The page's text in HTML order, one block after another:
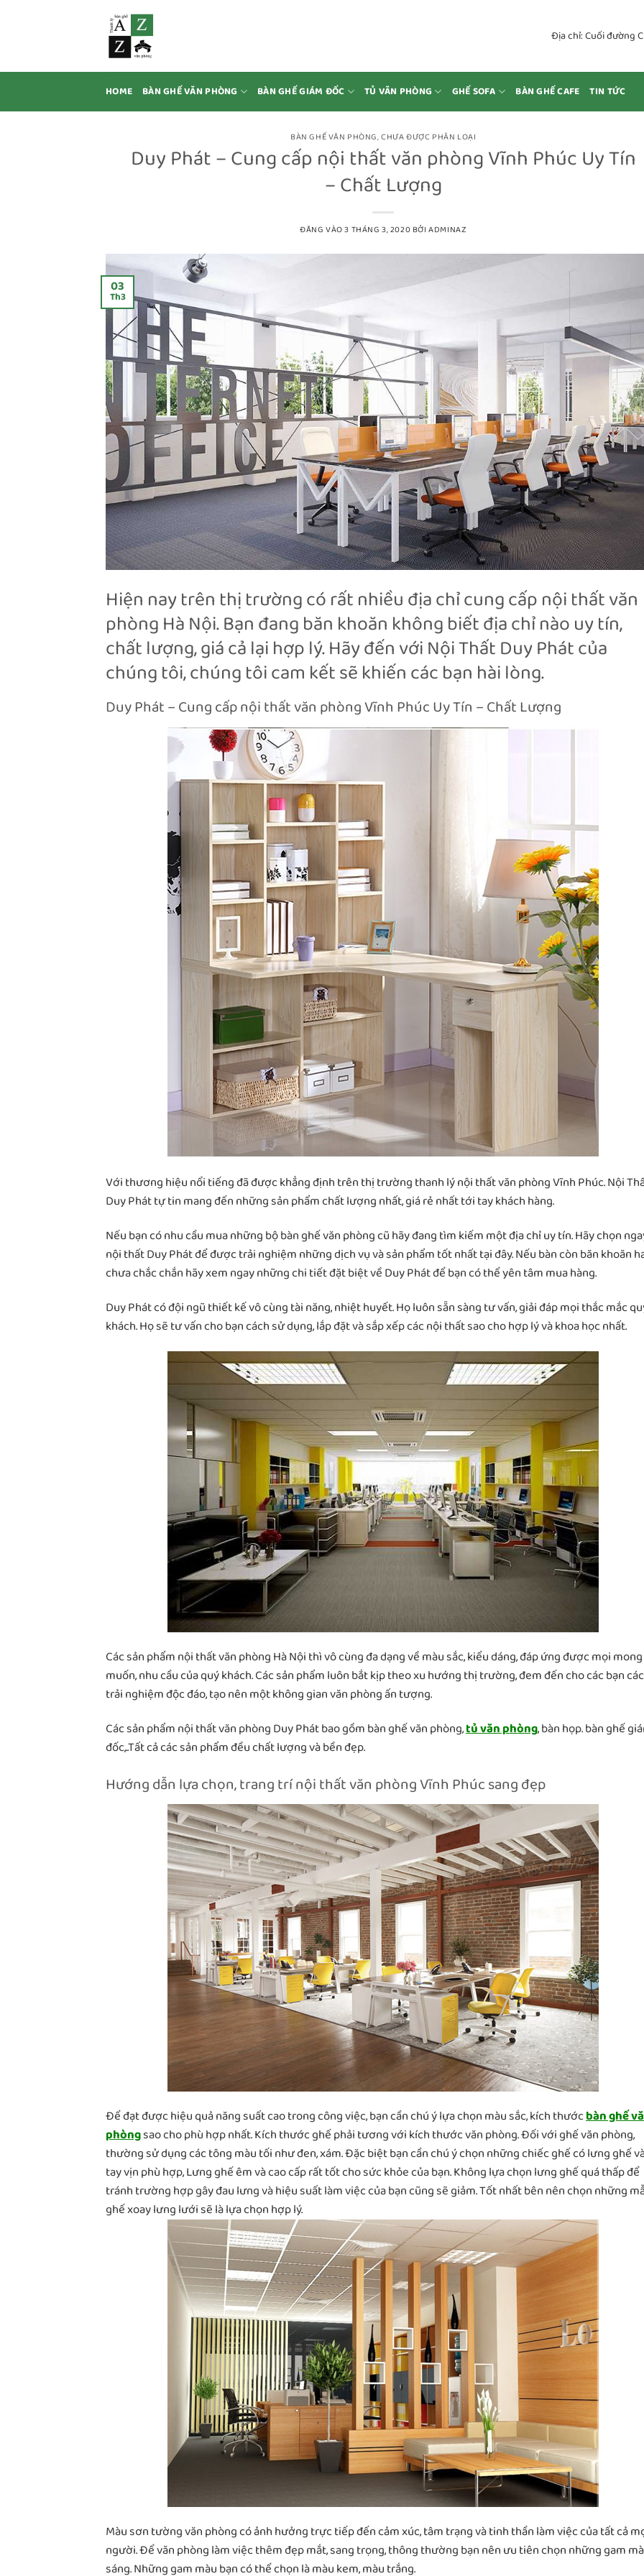
Địa chỉ: Cuối đường
HOME BÀN GHẾ VĂN PHÒNG BÀN GHẾ GIÁM ĐỐC TỦ VĂN PHÒNG GHẾ SOFA BÀN GHẾ CAFE TIN TỨC
BÀN GHẾ VĂN PHÒNG,CHƯA ĐƯỢC PHÂN LOẠI
Duy Phát – Cung cấp nội thất văn phòng Vĩnh Phúc Uy Tín
– Chất Lượng
ĐĂNG VÀO3 THÁNG 3, 2020 BỞIADMINAZ
03
Th3
Hiện nay trên thị trường có rất nhiều địa chỉ cung cấp nội thất văn
phòng Hà Nội. Bạn đang băn khoăn không biết địa chỉ nào uy tín,
chất lượng, giá cả lại hợp lý. Hãy đến với Nội Thất Duy Phát của
chúng tôi, chúng tôi cam kết sẽ khiến các bạn hài lòng.
Duy Phát – Cung cấp nội thất văn phòng Vĩnh Phúc Uy Tín – Chất Lượng
Với thương hiệu nổi tiếng đã được khẳng định trên thị trường thanh lý nội thất văn phòng Vĩnh Phúc. Nội
Duy Phát tự tin mang đến những sản phẩm chất lượng nhất, giá rẻ nhất tới tay khách hàng.
Nếu bạn có nhu cầu mua những bộ bàn ghế văn phòng cũ hãy đang tìm kiếm một địa chỉ uy tín. Hãy chọn
nội thất Duy Phát để được trải nghiệm những dịch vụ và sản phẩm tốt nhất tại đây. Nếu bàn còn băn khoăn
chưa chắc chắn hãy xem ngay những chi tiết đặt biệt về Duy Phát để bạn có thể yên tâm mua hàng.
Duy Phát có đội ngũ thiết kế vô cùng tài năng, nhiệt huyết. Họ luôn sẵn sàng tư vấn, giải đáp mọi thắc mắc
khách. Họ sẽ tư vấn cho bạn cách sử dụng, lắp đặt và sắp xếp các nội thất sao cho hợp lý và khoa học nhất.
Các sản phẩm nội thất văn phòng Hà Nội thì vô cùng đa dạng về màu sắc, kiểu dáng, đáp ứng được mọi mong
muốn, nhu cầu của quý khách. Các sản phẩm luôn bắt kịp theo xu hướng thị trường, đem đến cho các bạn các
trải nghiệm độc đáo, tạo nên một không gian văn phòng ấn tượng.
Các sản phẩm nội thất văn phòng Duy Phát bao gồm bàn ghế văn phòng,tủ văn phòng, bàn họp. bàn ghế
đốc,..Tất cả các sản phẩm đều chất lượng và bền đẹp.
Hướng dẫn lựa chọn, trang trí nội thất văn phòng Vĩnh Phúc sang đẹp
Để đạt được hiệu quả năng suất cao trong công việc, bạn cần chú ý lựa chọn màu sắc, kích thướcbàn ghế
phòngsao cho phù hợp nhất. Kích thước ghế phải tương với kích thước văn phòng. Đối với ghế văn phòng,
thường sử dụng các tông màu tối như đen, xám. Đặc biệt bạn cần chú ý chọn những chiếc ghế có lưng ghế
tay vịn phù hợp, Lưng ghế êm và cao cấp rất tốt cho sức khỏe của bạn. Không lựa chọn lưng ghế quá thấp để
tránh trường hợp gây đau lưng và hiệu suất làm việc của bạn cũng sẽ giảm. Tốt nhất bên nên chọn những
ghế xoay lưng lưới sẽ là lựa chọn hợp lý.
Màu sơn tường văn phòng có ảnh hưởng trực tiếp đến cảm xúc, tâm trạng và tinh thần làm việc của tất cả
người. Để văn phòng làm việc thêm đẹp mắt, sang trọng, thông thường bạn nên ưu tiên chọn những gam
sáng. Những gam màu bạn có thể chọn là màu kem, màu trắng.